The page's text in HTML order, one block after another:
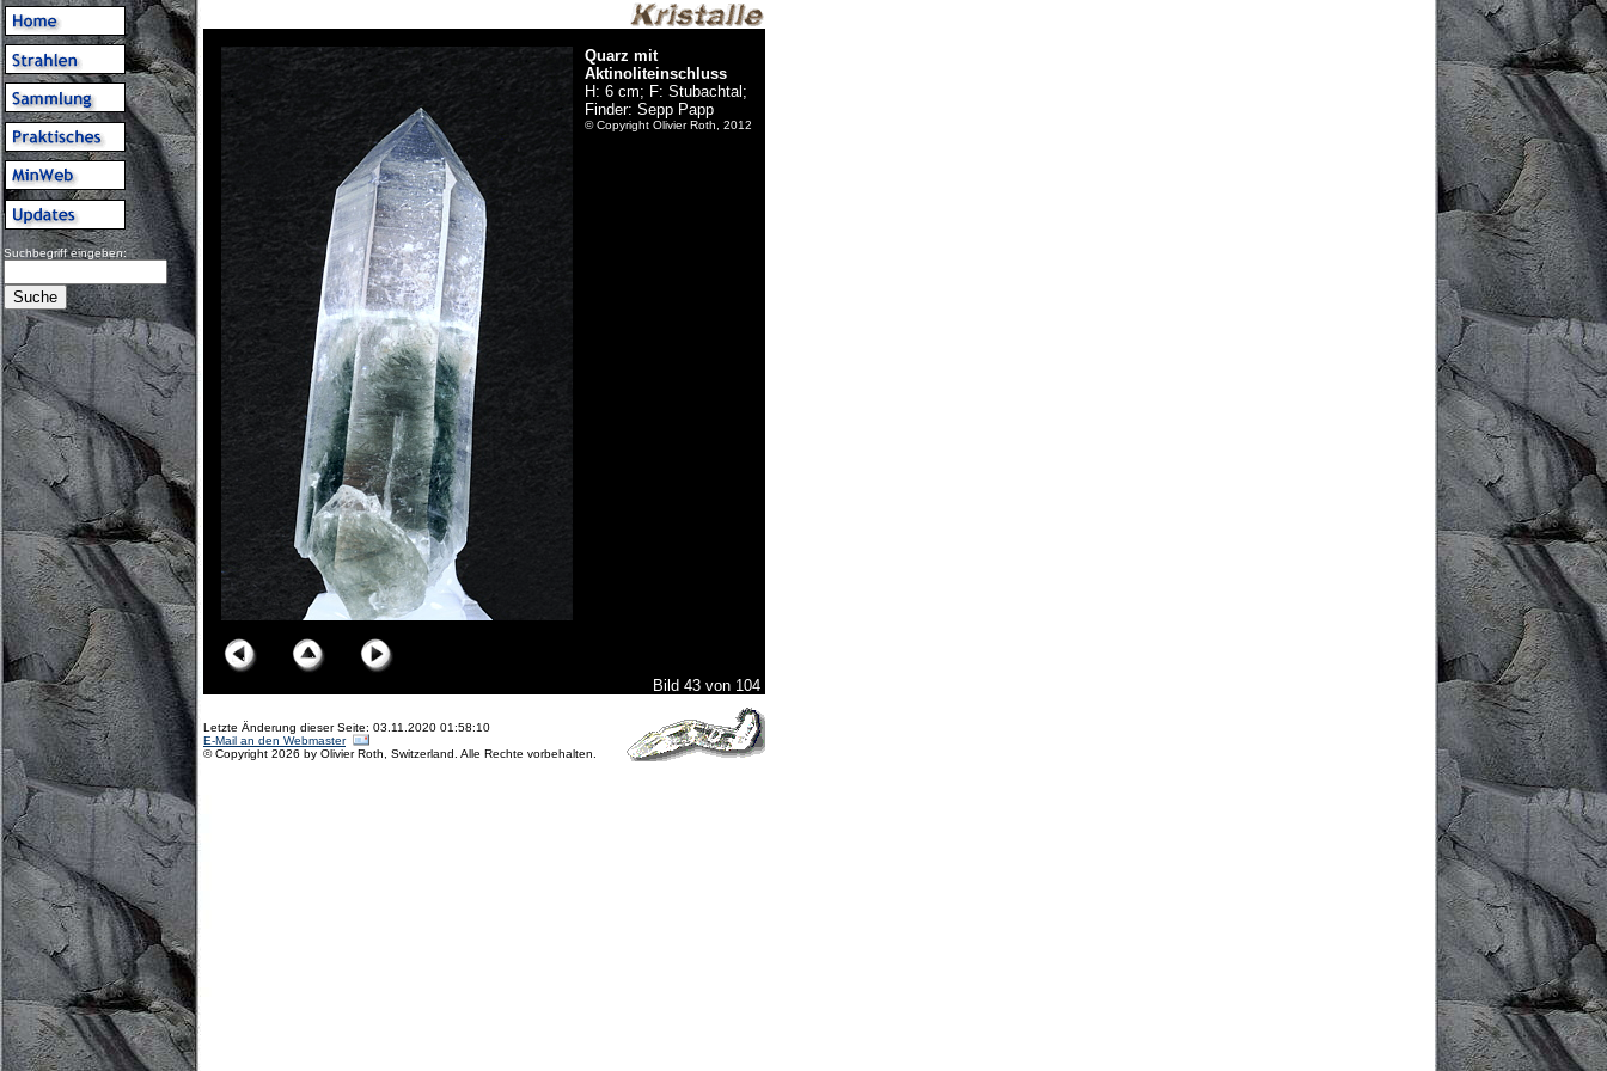
Suchbegriff eingeben:
Quarz mit
Aktinoliteinschluss
H: 6 cm; F: Stubachtal;
Finder: Sepp Papp
© Copyright Olivier Roth, 2012
Bild 43 von 104
Letzte Änderung dieser Seite: 03.11.2020 01:58:10
E-Mail an den Webmaster
© Copyright 2026 by Olivier Roth, Switzerland. Alle Rechte vorbehalten.